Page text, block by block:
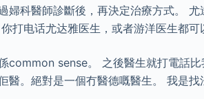
婦科醫師診斷後，再決定治療方式。
打电话尤达雅医生，或者游洋医生都可
common sense。 之後醫生就打電話
醫。絕對是一個冇醫德嘅醫生。 我是